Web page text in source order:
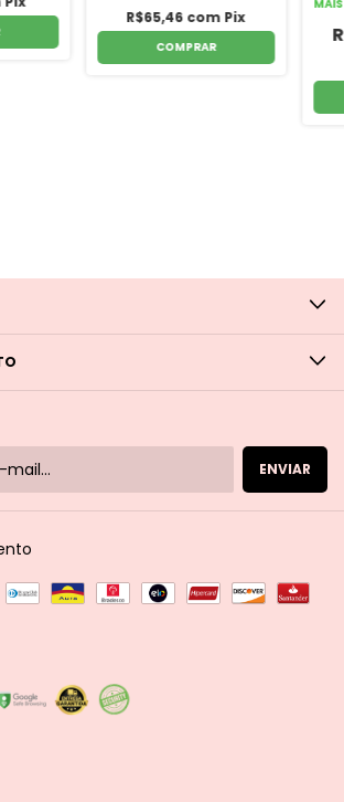
R$65,46 com Pix
COMPRAR
MAIS